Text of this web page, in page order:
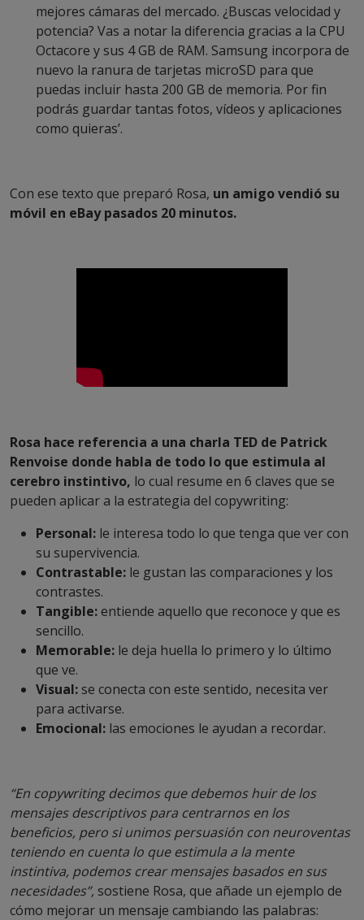
mejores cámaras del mercado. ¿Buscas velocidad y
potencia? Vas a notar la diferencia gracias a la CPU
Octacore y sus 4 GB de RAM. Samsung incorpora de
nuevo la ranura de tarjetas microSD para que
puedas incluir hasta 200 GB de memoria. Por fin
podrás guardar tantas fotos, vídeos y aplicaciones
como quieras’.
Con ese texto que preparó Rosa, un amigo vendió su
móvil en eBay pasados 20 minutos.
Rosa hace referencia a una charla TED de Patrick
Renvoise donde habla de todo lo que estimula al
cerebro instintivo, lo cual resume en 6 claves que se
pueden aplicar a la estrategia del copywriting:
Personal: le interesa todo lo que tenga que ver con
su supervivencia.
Contrastable: le gustan las comparaciones y los
contrastes.
Tangible:entiende aquello que reconoce y que es
sencillo.
Memorable: le deja huella lo primero y lo último
que ve.
Visual:se conecta con este sentido, necesita ver
para activarse.
Emocional: las emociones le ayudan a recordar.
“En copywriting decimos que debemos huir de los
mensajes descriptivos para centrarnos en los
beneficios, pero si unimos persuasión con neuroventas
teniendo en cuenta lo que estimula a la mente
instintiva, podemos crear mensajes basados en sus
necesidades”, sostiene Rosa, que añade un ejemplo de
cómo mejorar un mensaje cambiando las palabras: